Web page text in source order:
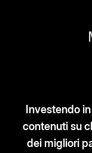
dei
altri
stati in